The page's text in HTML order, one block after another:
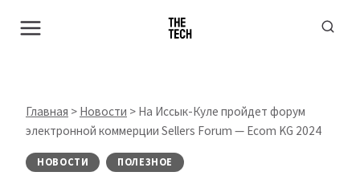
Главная > Новости > На Иссык-Куле пройдет форум
электронной коммерции Sellers Forum — Ecom KG 2024
НОВОСТИ ПОЛЕЗНОЕ